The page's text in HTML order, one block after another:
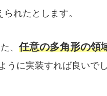
れたとします。
、任意の多角形の領
うに実装すれば良いでし